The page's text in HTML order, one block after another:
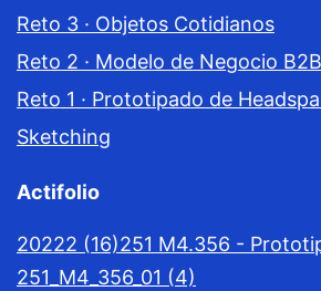
Reto 3 · Objetos Cotidianos
Reto 2 · Modelo de Negocio
Reto 1 · Prototipado de
Sketching
Actifolio
20222 (16)251 M4.356 -
251_M4_356_01 (4)